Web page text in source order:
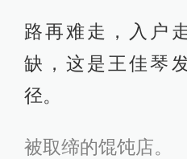
路再难走，入户
缺，这是王佳琴
径。
被取缔的馄饨店。